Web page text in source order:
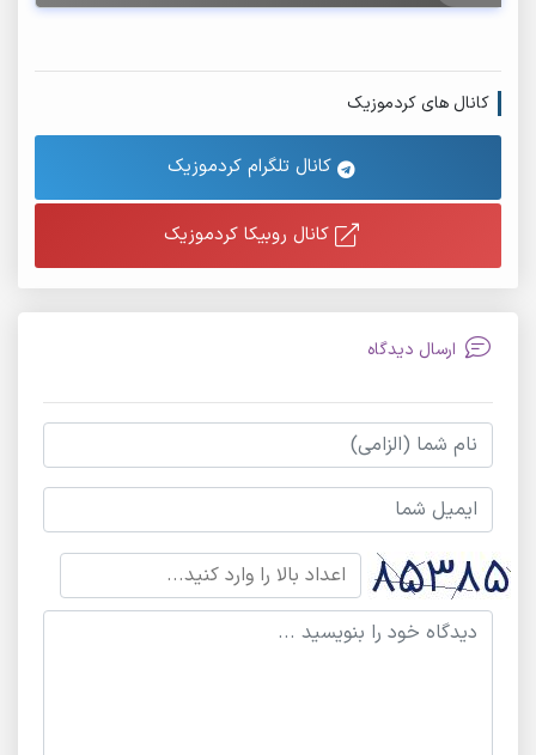
کانال های کردموزیک
کانال تلگرام کردموزیک
کانال روبیکا کردموزیک
ارسال دیدگاه